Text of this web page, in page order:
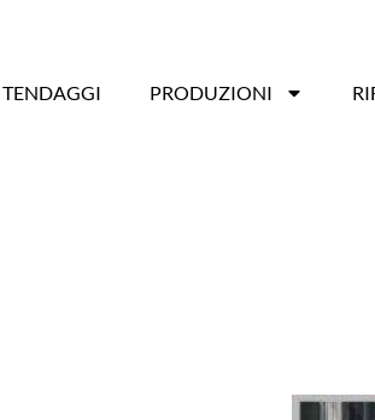
TENDAGGI PRODUZIONI